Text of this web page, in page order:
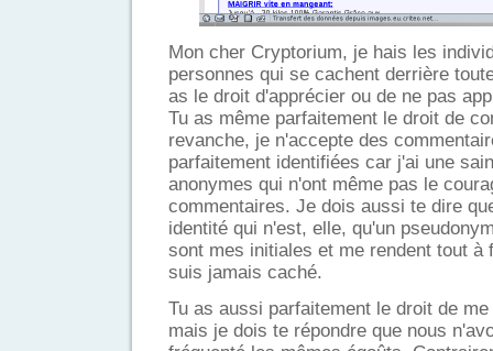
Mon cher Cryptorium, je hais les
personnes qui se cachent derrière
as le droit d'apprécier ou de ne pas
Tu as même parfaitement le droit de
revanche, je n'accepte des
parfaitement identifiées car j'ai une
anonymes qui n'ont même pas le
commentaires. Je dois aussi te dire
identité qui n'est, elle, qu'un
sont mes initiales et me rendent tout à
suis jamais caché.
Tu as aussi parfaitement le droit de
mais je dois te répondre que nous